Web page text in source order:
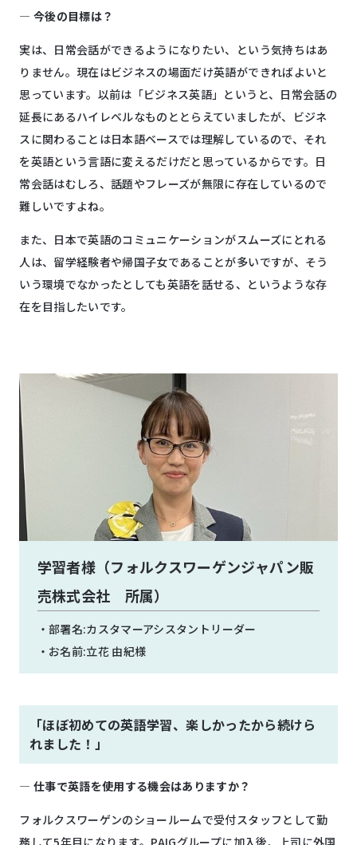
― 今後の目標は？
実は、日常会話ができるようになりたい、という気持ちはあ
りません。現在はビジネスの場面だけ英語ができればよいと
思っています。以前は「ビジネス英語」というと、日常会話の
延長にあるハイレベルなものととらえていましたが、ビジネ
スに関わることは日本語ベースでは理解しているので、それ
を英語という言語に変えるだけだと思っているからです。日
常会話はむしろ、話題やフレーズが無限に存在しているので
難しいですよね。
また、日本で英語のコミュニケーションがスムーズにとれる
人は、留学経験者や帰国子女であることが多いですが、そう
いう環境でなかったとしても英語を話せる、というような存
在を目指したいです。
学習者様（フォルクスワーゲンジャパン販
売株式会社 所属）
部署名:カスタマーアシスタントリーダー
お名前:立花 由紀様
「ほぼ初めての英語学習、楽しかったから続けら
れました！」
― 仕事で英語を使用する機会はありますか？
フォルクスワーゲンのショールームで受付スタッフとして勤
務して5年目になります。PAIGグループに加入後、上司に外国